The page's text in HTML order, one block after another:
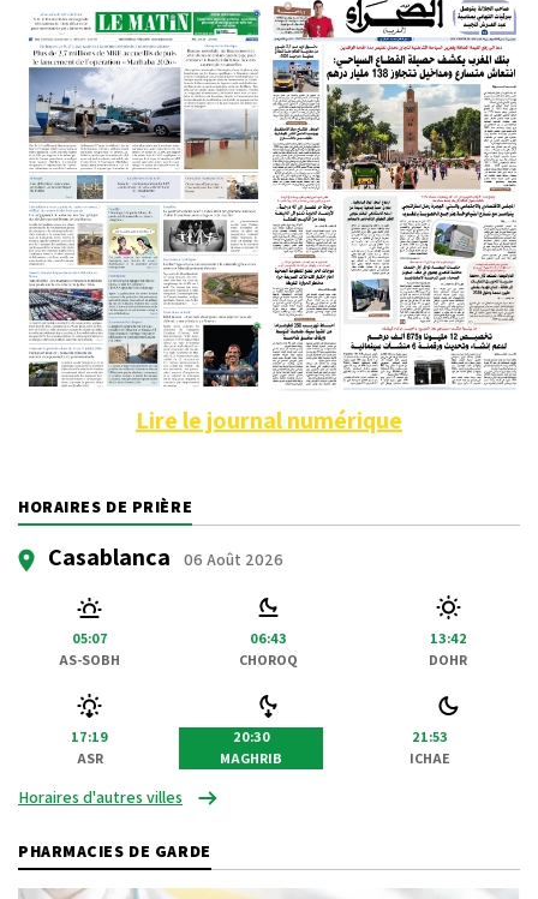
Lire le journal numérique
HORAIRES DE PRIÈRE
Casablanca 06 Août 2026
05:07
AS-SOBH
06:43
CHOROQ
13:42
DOHR
17:19
ASR
20:30
MAGHRIB
21:53
ICHAE
Horaires d'autres villes
PHARMACIES DE GARDE